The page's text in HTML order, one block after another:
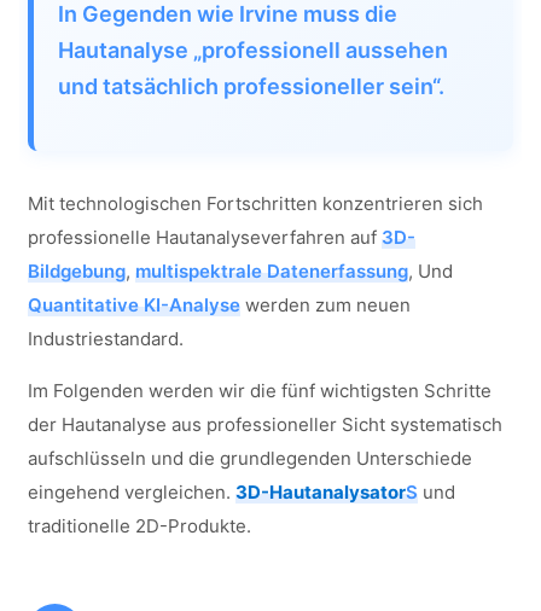
In Gegenden wie Irvine muss die
Hautanalyse „professionell aussehen
und tatsächlich professioneller sein“.
Mit technologischen Fortschritten konzentrieren sich
professionelle Hautanalyseverfahren auf 3D-
Bildgebung, multispektrale Datenerfassung, Und
Quantitative KI-Analysewerden zum neuen
Industriestandard.
Im Folgenden werden wir die fünf wichtigsten Schritte
der Hautanalyse aus professioneller Sicht systematisch
aufschlüsseln und die grundlegenden Unterschiede
eingehend vergleichen. 3D-HautanalysatorSund
traditionelle 2D-Produkte.